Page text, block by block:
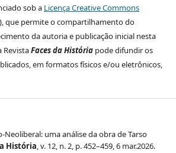
sob a Licença Creative Commons
que permite o compartilhamento do
da autoria e publicação inicial nesta
RevistaFaces da Históriapode difundir os
em formatos físicos e/ou eletrônicos,
Neoliberal: uma análise da obra de Tarso
História , v. 12, n. 2, p. 452–459, 6 mar.2026.